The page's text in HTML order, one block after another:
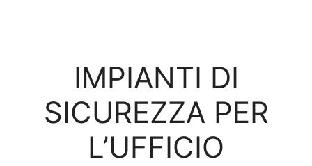
IMPIANTI DI
SICUREZZA PER
L’UFFICIO